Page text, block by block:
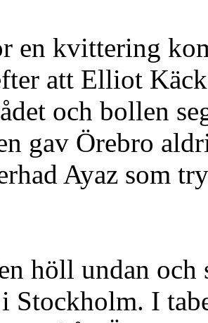
en kvittering
att Elliot
och bollen
gav Örebro
Ayaz som
höll undan
i Stockholm. I